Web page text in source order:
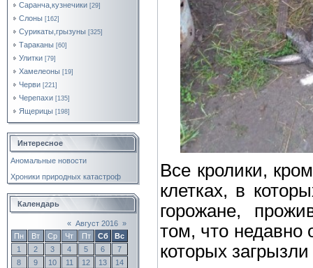
Саранча,кузнечики [29]
Слоны [162]
Сурикаты,грызуны [325]
Тараканы [60]
Улитки [79]
Хамелеоны [19]
Черви [221]
Черепахи [135]
Ящерицы [198]
Интересное
Аномальные новости
Хроники природных катастроф
Календарь
« Август 2016 »
Пн
Вт Ср Чт Пт Сб
Вс
1
2 3 4 5 6
7
8
9 10 11 12 13
14
Все кролики,
клетках, в
горожане,
том, что недавно
которых